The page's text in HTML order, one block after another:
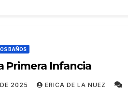
BAÑOS
Primera Infancia
2025 ERICA DE LA NUEZ